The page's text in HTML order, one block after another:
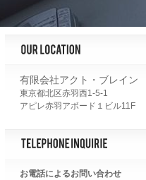
有限会社アクト・ブレイン
東京都北区赤羽西1-5-1
アピレ赤羽アボード１ビル11F
お電話によるお問い合わせ